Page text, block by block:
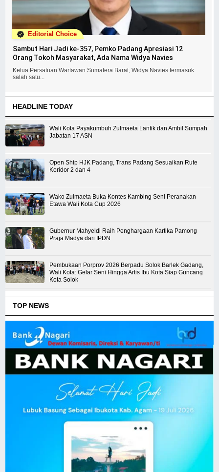
Editorial Choice
Sambut Hari Jadi ke-357, Pemko Padang Apresiasi 12
Orang Tokoh Masyarakat, Ada Nama Widya Navies
Ketua Persatuan Wartawan Sumatera Barat, Widya Navies termasuk
salah satu...
HEADLINE TODAY
Wali Kota Payakumbuh Zulmaeta Lantik dan Ambil Sumpah
Jabatan 17 ASN
Open Ship HJK Padang, Trans Padang Sesuaikan Rute
Koridor 2 dan 4
Wako Zulmaeta Buka Kontes Kambing Seni Peranakan
Etawa Wali Kota Cup 2026
Gubernur Mahyeldi Raih Penghargaan Kartika Pamong
Praja Madya dari IPDN
Pembukaan Porprov 2026 Berpadu Solok Barlek Gadang,
Wali Kota: Gelar Seni Hingga Artis Ibu Kota Siap Guncang
Kota Solok
TOP NEWS